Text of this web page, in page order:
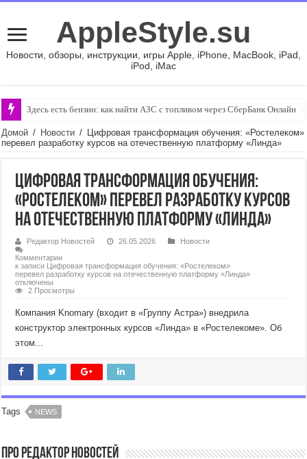
AppleStyle.su
Новости, обзоры, инструкции, игры Apple, iPhone, MacBook, iPad,
iPod, iMac
Здесь есть бензин: как найти АЗС с топливом через СберБанк Онлайн
Не только для зарядки. 10 гениальных способов использовать порт
Домой / Новости / Цифровая трансформация обучения: «Ростелеком»
перевел разработку курсов на отечественную платформу «Линда»
Цифровая трансформация обучения:
«Ростелеком» перевел разработку курсов
на отечественную платформу «Линда»
Редактор Новостей 26.05.2026
Новости
Комментарии
к записи Цифровая трансформация обучения: «Ростелеком»
перевел разработку курсов на отечественную платформу «Линда»
отключены
2 Просмотры
Компания Knomary (входит в «Группу Астра») внедрила
конструктор электронных курсов «Линда» в «Ростелекоме». Об
этом...
Tags NEWS
Про Редактор Новостей